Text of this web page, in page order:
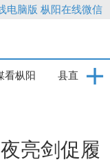
电脑版 枞阳在线微信
看枞阳 县直
亮剑促履